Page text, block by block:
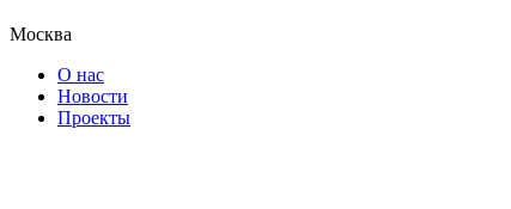
Москва
О нас
Новости
Проекты